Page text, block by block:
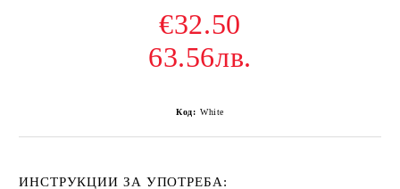
€32.50
63.56лв.
Код: White
ИНСТРУКЦИИ ЗА УПОТРЕБА: